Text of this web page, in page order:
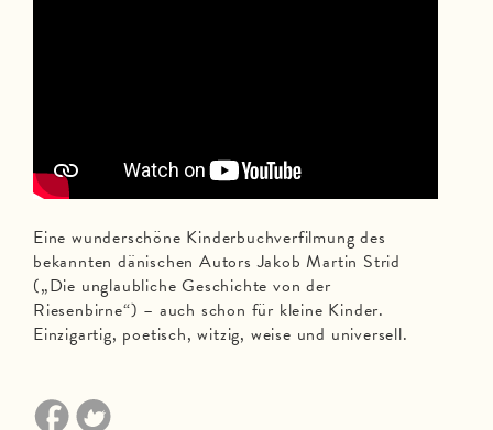
Eine wunderschöne Kinderbuchverfilmung des
bekannten dänischen Autors Jakob Martin Strid
(„Die unglaubliche Geschichte von der
Riesenbirne“) – auch schon für kleine Kinder.
Einzigartig, poetisch, witzig, weise und universell.